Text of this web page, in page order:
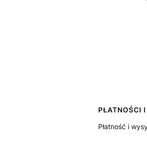
PŁATNOŚCI
Płatność i